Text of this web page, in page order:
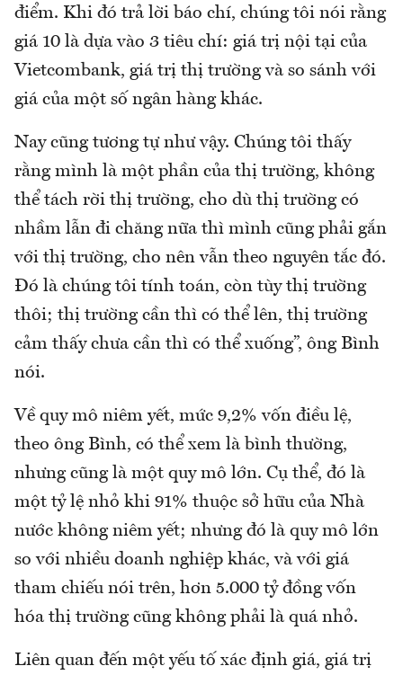
điểm. Khi đó trả lời báo chí, chúng tôi nói rằng
giá 10 là dựa vào 3 tiêu chí: giá trị nội tại của
Vietcombank, giá trị thị trường và so sánh với
giá của một số ngân hàng khác.
Nay cũng tương tự như vậy. Chúng tôi thấy
rằng mình là một phần của thị trường, không
thể tách rời thị trường, cho dù thị trường có
nhầm lẫn đi chăng nữa thì mình cũng phải gắn
với thị trường, cho nên vẫn theo nguyên tắc đó.
Đó là chúng tôi tính toán, còn tùy thị trường
thôi; thị trường cần thì có thể lên, thị trường
cảm thấy chưa cần thì có thể xuống”, ông Bình
nói.
Về quy mô niêm yết, mức 9,2% vốn điều lệ,
theo ông Bình, có thể xem là bình thường,
nhưng cũng là một quy mô lớn. Cụ thể, đó là
một tỷ lệ nhỏ khi 91% thuộc sở hữu của Nhà
nước không niêm yết; nhưng đó là quy mô lớn
so với nhiều doanh nghiệp khác, và với giá
tham chiếu nói trên, hơn 5.000 tỷ đồng vốn
hóa thị trường cũng không phải là quá nhỏ.
Liên quan đến một yếu tố xác định giá, giá trị